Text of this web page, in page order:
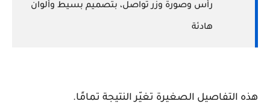
رأس وصورة وزر تواصل، بتصميم بسيط وألوان
هادئة
هذه التفاصيل الصغيرة تغيّر النتيجة تمامًا.